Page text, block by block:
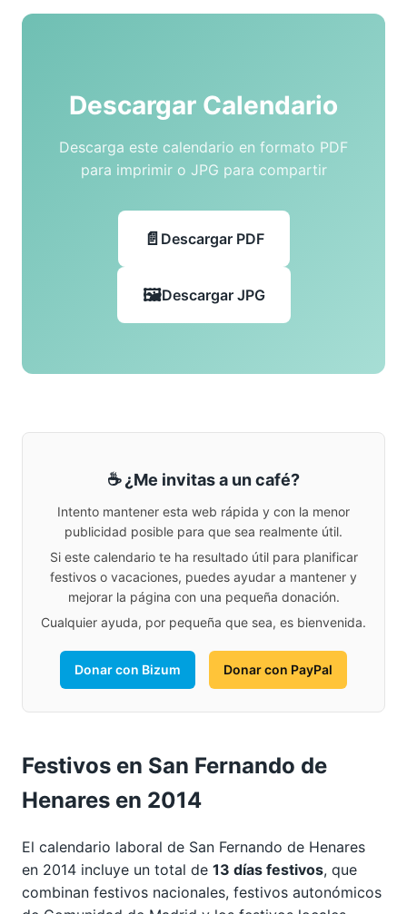
Descargar Calendario
Descarga este calendario en formato PDF
para imprimir o JPG para compartir
Descargar PDF
Descargar JPG
☕ ¿Me invitas a un café?
Intento mantener esta web rápida y con la menor
publicidad posible para que sea realmente útil.
Si este calendario te ha resultado útil para planificar
festivos o vacaciones, puedes ayudar a mantener y
mejorar la página con una pequeña donación.
Cualquier ayuda, por pequeña que sea, es bienvenida.
Donar con Bizum Donar con PayPal
Festivos en San Fernando de
Henares en 2014
El calendario laboral de San Fernando de Henares
en 2014 incluye un total de 13 días festivos, que
combinan festivos nacionales, festivos autonómicos